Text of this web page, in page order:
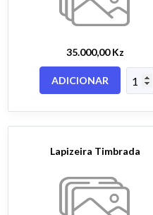
35.000,00 Kz
ADICIONAR
Lapizeira Timbrada